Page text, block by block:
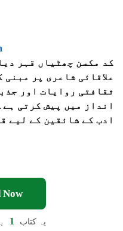
علاقائی شاعری پر
ثقافتی روایات اور
انداز میں پیش کرتی
ادب کے شائقین کے لیے
Now
یہ کتاب 1